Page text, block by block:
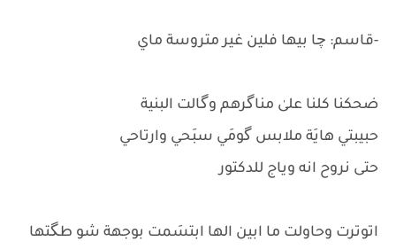
-قاسم: چا بيها فلين غير متروسة ماي
ضحكنا كلنا علىٰ مناگرهم وگالت البنية
حبيبتي هايَة ملابس گومَي سبَحي وارتاحي
حتى نروح انه وياج للدكتور
اتوترت وحاولت ما ابين الها ابتسَمت بوجهة شو طگتها